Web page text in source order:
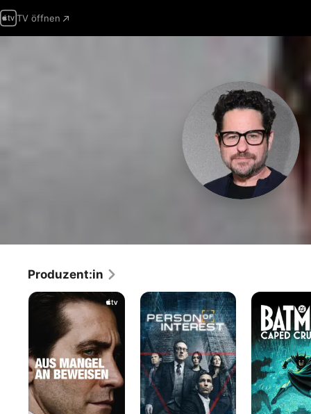
TV öffnen
Produzent:in
Aus
Mangel
Beweisen
Person
of
Interest
Batman:
Caped
Crusader